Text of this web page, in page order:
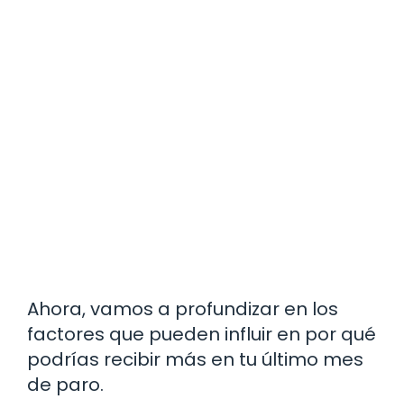
Ahora, vamos a profundizar en los
factores que pueden influir en por qué
podrías recibir más en tu último mes
de paro.